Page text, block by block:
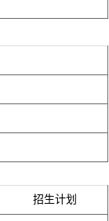
招生计划